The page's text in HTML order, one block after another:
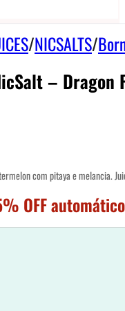
/NICSALTS/
– Dragon
com pitaya e melancia.
OFF